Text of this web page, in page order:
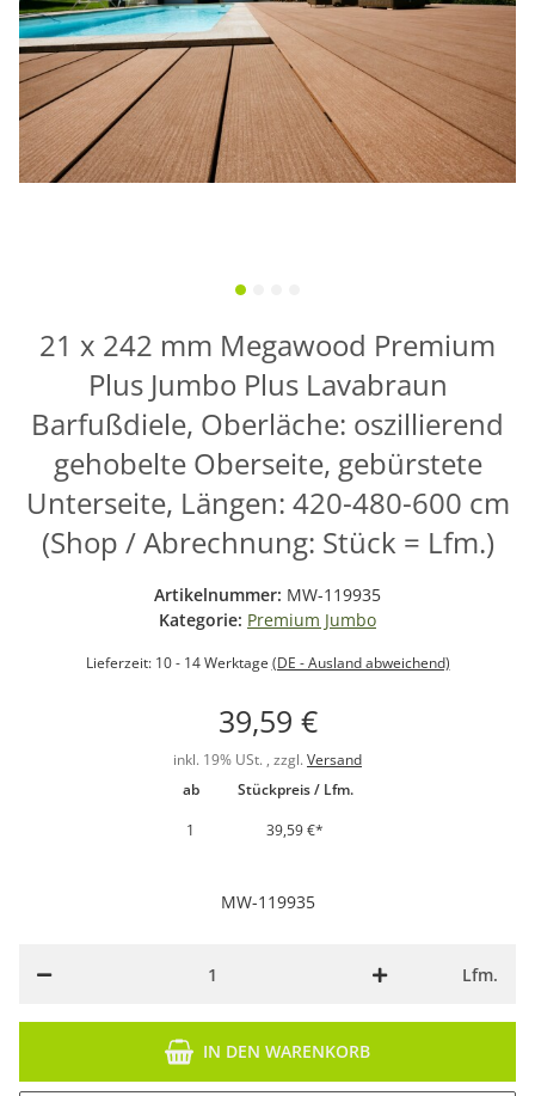
21 x 242 mm Megawood Premium
Plus Jumbo Plus Lavabraun
Barfußdiele, Oberläche: oszillierend
gehobelte Oberseite, gebürstete
Unterseite, Längen: 420-480-600 cm
(Shop / Abrechnung: Stück = Lfm.)
Artikelnummer: MW-119935
Kategorie: Premium Jumbo
Lieferzeit: 10 - 14 Werktage (DE - Ausland abweichend)
39,59 €
inkl. 19% USt. , zzgl. Versand
ab
Stückpreis / Lfm.
1
39,59 €*
MW-119935
Lfm.
IN DEN WARENKORB